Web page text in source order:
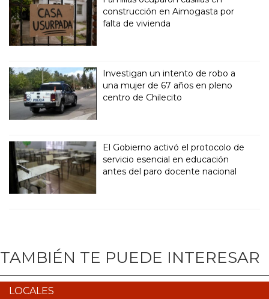
construcción en Aimogasta por
falta de vivienda
Investigan un intento de robo a
una mujer de 67 años en pleno
centro de Chilecito
El Gobierno activó el protocolo de
servicio esencial en educación
antes del paro docente nacional
TAMBIÉN TE PUEDE INTERESAR
LOCALES